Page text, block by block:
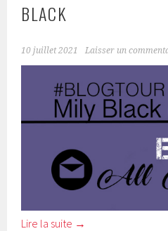
BLACK
10 juillet 2021 Laisser un
Lire la suite →